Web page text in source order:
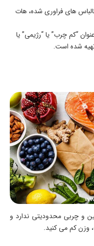
های فراوری شده، هات
“کم چرب” یا “رژیمی” یا
شده است.
و چربی محدودیتی ندارد و
وزن کم می کنید.